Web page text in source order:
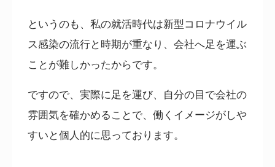
というのも、私の就活時代は新型コロナウイル
ス感染の流行と時期が重なり、会社へ足を運ぶ
ことが難しかったからです。
ですので、実際に足を運び、自分の目で会社の
雰囲気を確かめることで、働くイメージがしや
すいと個人的に思っております。